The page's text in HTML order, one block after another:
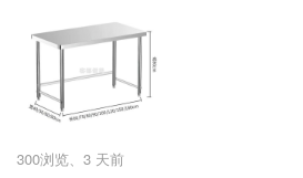
梅县区大山路 自提
300浏览、 3 天前